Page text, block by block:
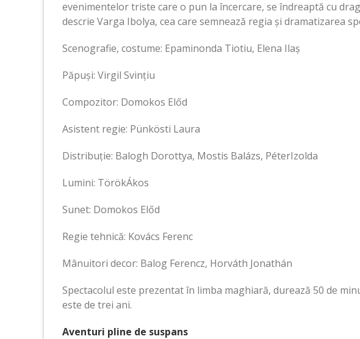
evenimentelor triste care o pun la încercare, se îndreaptă cu
descrie Varga Ibolya, cea care semnează regia și dramatizarea
Scenografie, costume: Epaminonda Tiotiu, Elena Ilaș
Păpuși: Virgil Svințiu
Compozitor: Domokos Előd
Asistent regie: Pünkösti Laura
Distribuție: Balogh Dorottya, Mostis Balázs, PéterIzolda
Lumini: TörökÁkos
Sunet: Domokos Előd
Regie tehnică: Kovács Ferenc
Mânuitori decor: Balog Ferencz, Horváth Jonathán
Spectacolul este prezentat în limba maghiară, durează 50 de
este de trei ani.
Aventuri pline de suspans